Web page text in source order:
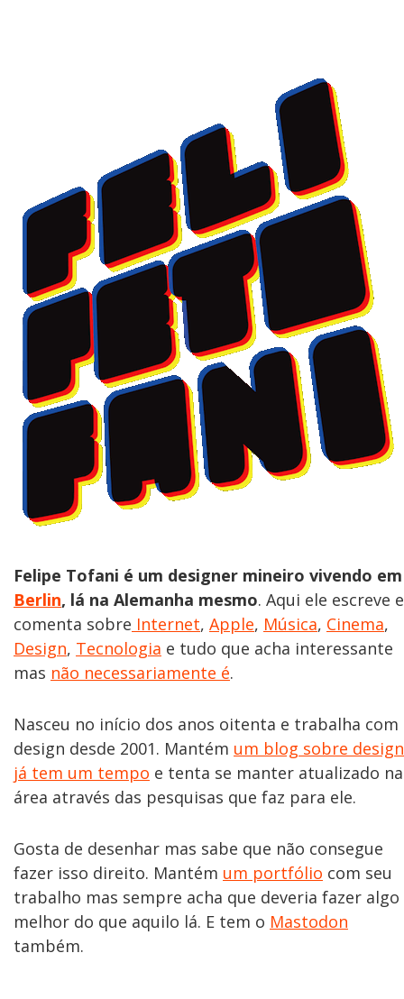
Felipe Tofani é um designer mineiro vivendo em
Berlin, lá na Alemanha mesmo. Aqui ele escreve e
comenta sobre Internet, Apple, Música, Cinema,
Design, Tecnologia e tudo que acha interessante
mas não necessariamente é.
Nasceu no início dos anos oitenta e trabalha com
design desde 2001. Mantém um blog sobre design
já tem um tempo e tenta se manter atualizado na
área através das pesquisas que faz para ele.
Gosta de desenhar mas sabe que não consegue
fazer isso direito. Mantém um portfólio com seu
trabalho mas sempre acha que deveria fazer algo
melhor do que aquilo lá. E tem o Mastodon
também.